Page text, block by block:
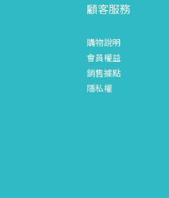
顧客服務
購物說明
會員權益
銷售據點
隱私權